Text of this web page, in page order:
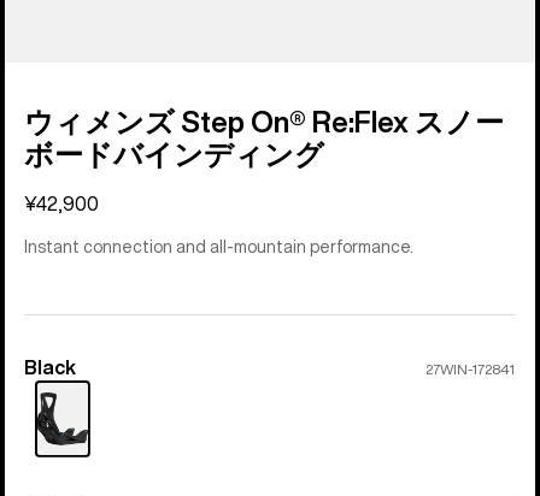
ウィメンズ Step On® Re:Flex スノー
ボードバインディング
¥42,900
Instant connection and all-mountain performance.
カ
ラ
ー
Black 27WIN-172841